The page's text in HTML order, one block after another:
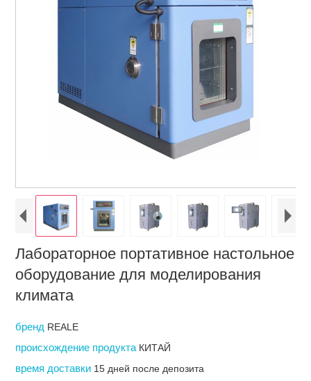
Лабораторное портативное настольное
оборудование для моделирования
климата
бренд REALE
происхождение продукта КИТАЙ
время доставки 15 дней после депозита